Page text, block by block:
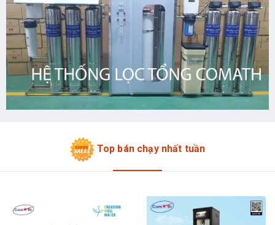
Top bán chạy nhất tuần